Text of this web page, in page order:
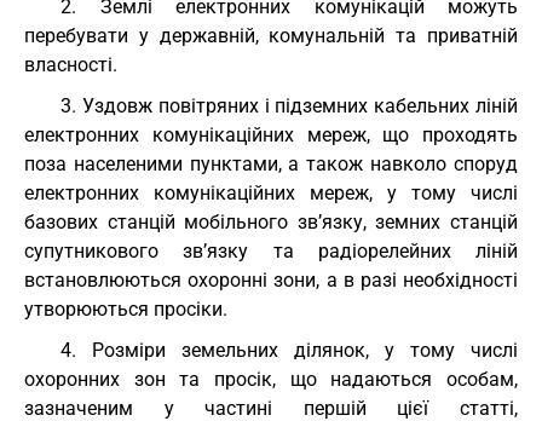
2. Землі електронних комунікацій можуть
перебувати у державній, комунальній та приватній
власності.
3. Уздовж повітряних і підземних кабельних ліній
електронних комунікаційних мереж, що проходять
поза населеними пунктами, а також навколо споруд
електронних комунікаційних мереж, у тому числі
базових станцій мобільного зв’язку, земних станцій
супутникового зв’язку та радіорелейних ліній
встановлюються охоронні зони, а в разі необхідності
утворюються просіки.
4. Розміри земельних ділянок, у тому числі
охоронних зон та просік, що надаються особам,
зазначеним у частині першій цієї статті,